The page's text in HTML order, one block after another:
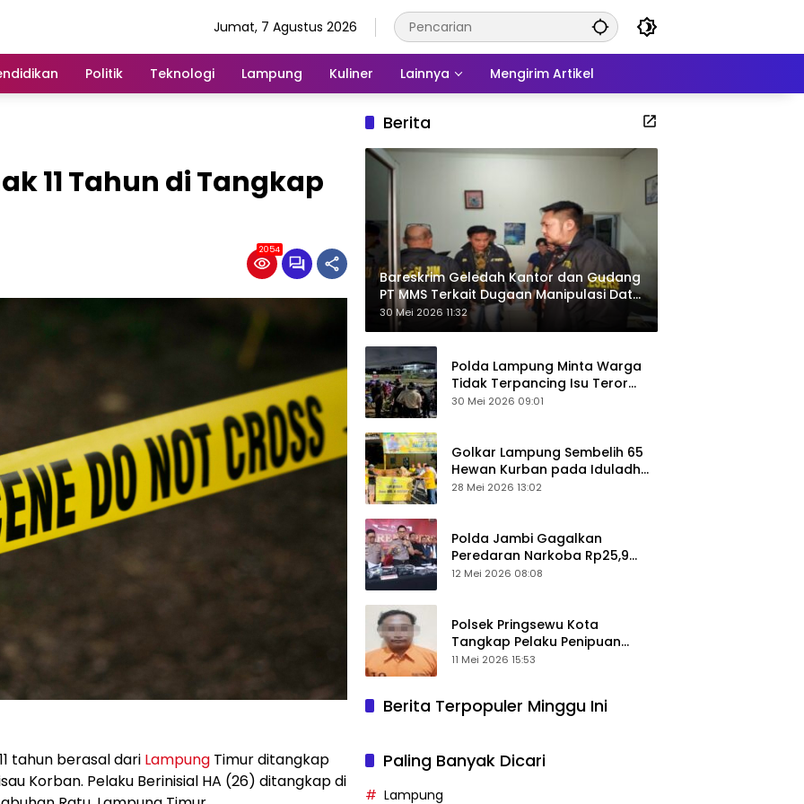
Jumat, 7 Agustus 2026
Politik Teknologi Lampung Kuliner Lainnya Mengirim Artikel
11 Tahun di Tangkap
2054
tahun berasal dari Lampung Timur ditangkap
Korban. Pelaku Berinisial HA (26) ditangkap di
Berita
Bareskrim Geledah Kantor dan Gudang
PT MMS Terkait Dugaan Manipulasi Data
Ekspor Sawit
30 Mei 2026 11:32
Polda Lampung Minta Warga
Tidak Terpancing Isu Teror
Pocong Palsu, Patroli
30 Mei 2026 09:01
Golkar Lampung Sembelih 65
Hewan Kurban pada Iduladha
1447 Hijriah
28 Mei 2026 13:02
Polda Jambi Gagalkan
Peredaran Narkoba Rp25,9
Miliar, Empat Tersangka
12 Mei 2026 08:08
Polsek Pringsewu Kota
Tangkap Pelaku Penipuan
Mobil, Sempat Kabur ke Jambi
11 Mei 2026 15:53
Berita Terpopuler Minggu Ini
Paling Banyak Dicari
Lampung